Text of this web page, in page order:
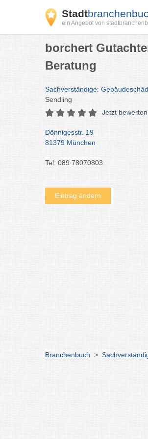
Stadt
ein Angebot von
borchert
Beratung
Sachverständige:
Sendling
Jetzt bewerten
Dönnigesstr. 19
81379 München
Tel: 089 78070803
Eintrag ändern
Branchenbuch >